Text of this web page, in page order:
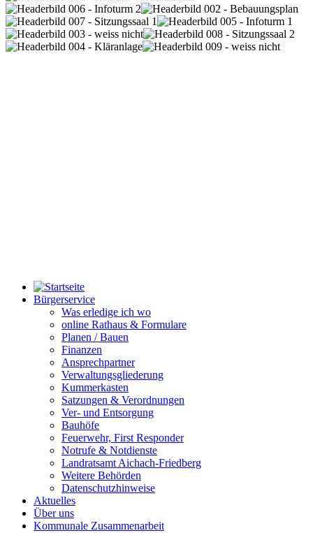
Bürgerservice
Was erledige ich wo
online Rathaus & Formulare
Planen / Bauen
Finanzen
Ansprechpartner
Verwaltungsgliederung
Kummerkasten
Satzungen & Verordnungen
Ver- und Entsorgung
Bauhöfe
Feuerwehr, First Responder
Notrufe & Notdienste
Landratsamt Aichach-Friedberg
Weitere Behörden
Datenschutzhinweise
Aktuelles
Über uns
Kommunale Zusammenarbeit